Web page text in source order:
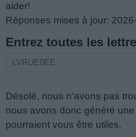
aider!
Réponses mises à jour:
Entrez toutes les
Entrez
lettres
de
puzzle:
Désolé, nous n'avons pas
nous avons donc généré
pourraient vous être utiles.